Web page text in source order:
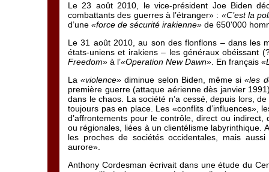
Le 23 août 2010, le vice-président Joe Biden
combattants des guerres à l’étranger» : «C’est la
d’une «force de sécurité irakienne» de 650'000
Le 31 août 2010, au son des flonflons – dans les
états-uniens et irakiens – les généraux obéissant
Freedom» à l’«Operation New Dawn» . En français «
La«violence» diminue selon Biden, même si«les
première guerre (attaque aérienne dès janvier
dans le chaos. La société n’a cessé, depuis lors,
toujours pas en place. Les «conflits d’influences»,
d’affrontements pour le contrôle, direct ou
ou régionales, liées à un clientélisme labyrinthique.
les proches de sociétés occidentales, mais
aurore».
Anthony Cordesman écrivait dans une étude du